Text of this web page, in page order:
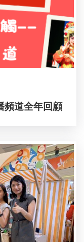
道全年回顧